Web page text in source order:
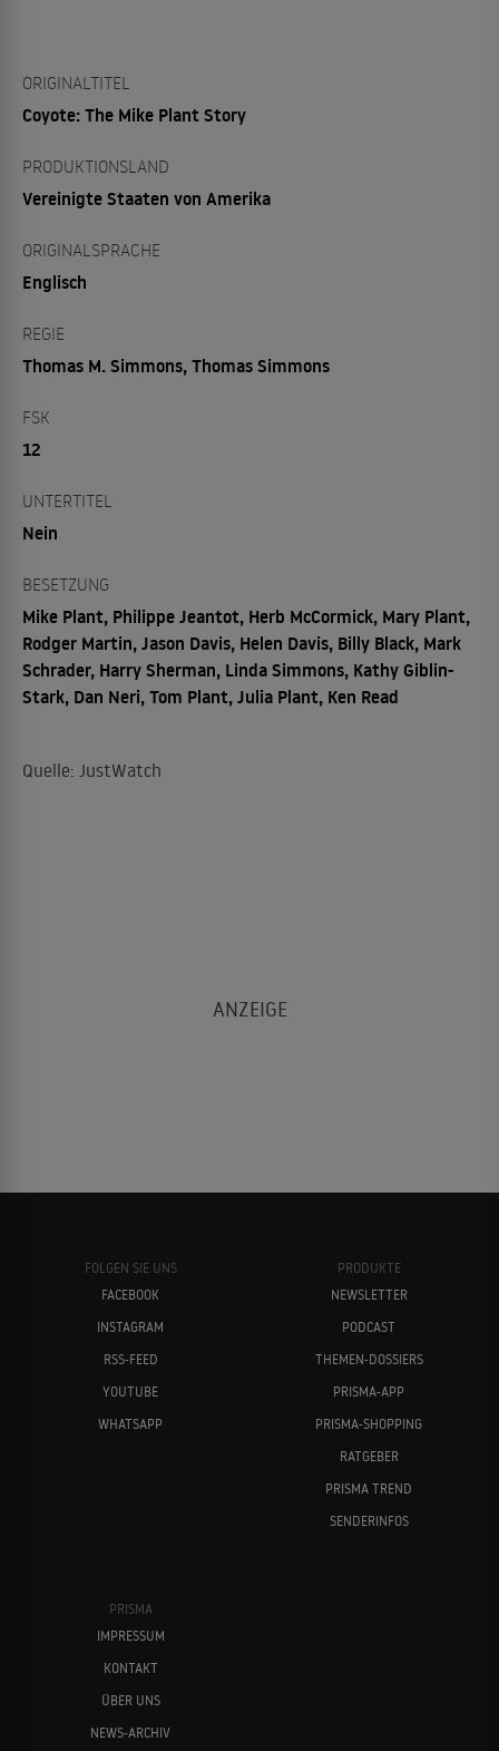
ORIGINALTITEL
Coyote: The Mike Plant Story
PRODUKTIONSLAND
Vereinigte Staaten von Amerika
ORIGINALSPRACHE
Englisch
REGIE
Thomas M. Simmons, Thomas Simmons
FSK
12
UNTERTITEL
Nein
BESETZUNG
Mike Plant, Philippe Jeantot, Herb McCormick, Mary Plant,
Rodger Martin, Jason Davis, Helen Davis, Billy Black, Mark
Schrader, Harry Sherman, Linda Simmons, Kathy Giblin-
Stark, Dan Neri, Tom Plant, Julia Plant, Ken Read
Quelle: JustWatch
FOLGEN SIE UNS
FACEBOOK
INSTAGRAM
RSS-FEED
YOUTUBE
WHATSAPP
PRODUKTE
NEWSLETTER
PODCAST
THEMEN-DOSSIERS
PRISMA-APP
PRISMA-SHOPPING
RATGEBER
PRISMA TREND
SENDERINFOS
PRISMA
IMPRESSUM
KONTAKT
ÜBER UNS
NEWS-ARCHIV